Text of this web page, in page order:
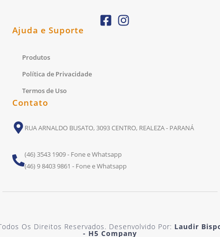
Ajuda e Suporte
Produtos
Política de Privacidade
Termos de Uso
Contato
RUA ARNALDO BUSATO, 3093 CENTRO, REALEZA - PARANÁ
(46) 3543 1909 - Fone e Whatsapp
(46) 9 8403 9861 - Fone e Whatsapp
Os Direitos Reservados. Desenvolvido Por: Laudir
- H5 Company